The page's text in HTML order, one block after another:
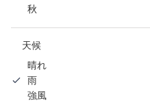
秋
天候
晴れ
雨
強風